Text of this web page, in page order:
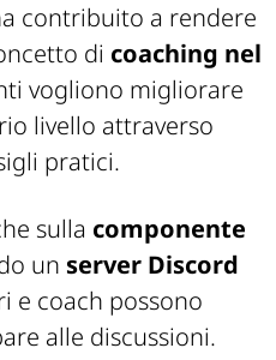
contribuito a rendere
di coaching nel
vogliono migliorare
livello attraverso
pratici.
sulla componente
un server Discord
e coach possono
alle discussioni.